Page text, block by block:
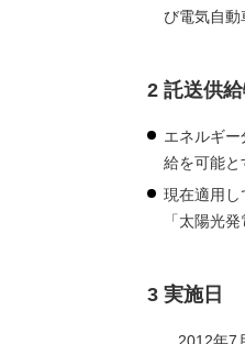
び電気自動
2 託送供
エネルギ
給を可能と
現在適用し
「太陽光
3 実施日